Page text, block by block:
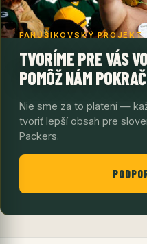
FANÚŠIKOVSKÝ PROJEKT
TVORÍME PRE VÁS
POMÔŽ NÁM
Nie sme za to platení —
tvoriť lepší obsah pre
Packers.